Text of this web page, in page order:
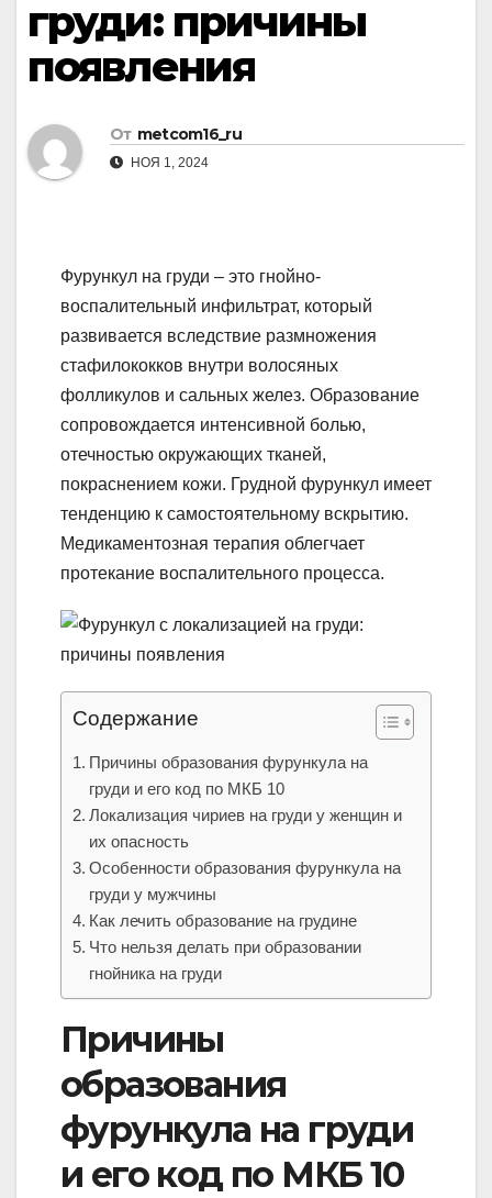
груди: причины
появления
От metcom16_ru
НОЯ 1, 2024
Фурункул на груди – это гнойно-
воспалительный инфильтрат, который
развивается вследствие размножения
стафилококков внутри волосяных
фолликулов и сальных желез. Образование
сопровождается интенсивной болью,
отечностью окружающих тканей,
покраснением кожи. Грудной фурункул имеет
тенденцию к самостоятельному вскрытию.
Медикаментозная терапия облегчает
протекание воспалительного процесса.
Содержание
Причины образования фурункула на
груди и его код по МКБ 10
Локализация чириев на груди у женщин и
их опасность
Особенности образования фурункула на
груди у мужчины
Как лечить образование на грудине
Что нельзя делать при образовании
гнойника на груди
Причины
образования
фурункула на груди
и его код по МКБ 10